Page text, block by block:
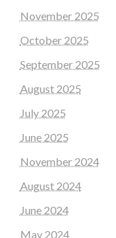
November 2025
October 2025
September 2025
August 2025
July 2025
June 2025
November 2024
August 2024
June 2024
May 2024